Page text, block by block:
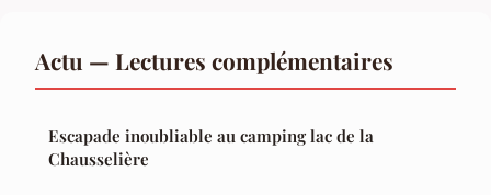
Actu — Lectures complémentaires
Escapade inoubliable au camping lac de la
Chausselière